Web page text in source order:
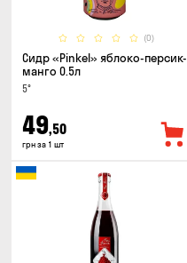
(0)
Сидр «Pinkel» яблоко-персик-
манго 0.5л
5°
49,50
грн за 1 шт